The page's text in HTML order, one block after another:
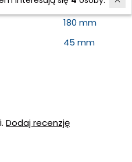
0,1 kg
180 mm
45 mm
Dodaj recenzję